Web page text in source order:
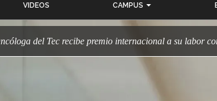
VIDEOS CAMPUS
Oncóloga del Tec recibe premio internacional a su labor